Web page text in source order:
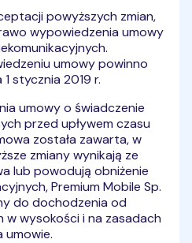
powyższych zmian,
wypowiedzenia umowy
umowy powinno
stycznia 2019 r.
umowy o świadczenie
przed upływem czasu
została zawarta, w
zmiany wynikają ze
lub powodują obniżenie
Premium Mobile Sp.
do dochodzenia od
w wysokości i na zasadach
umowie.